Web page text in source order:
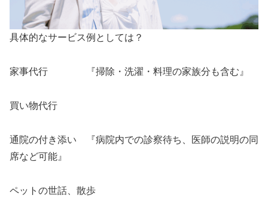
具体的なサービス例としては？
家事代行 『掃除・洗濯・料理の家族分も含む』
買い物代行
通院の付き添い 『病院内での診察待ち、医師の説明の同
席など可能』
ペットの世話、散歩